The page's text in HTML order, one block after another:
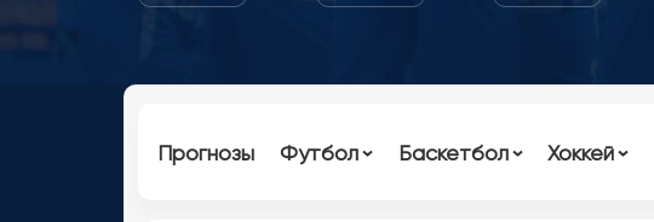
Прогнозы Футбол Баскетбол Хоккей